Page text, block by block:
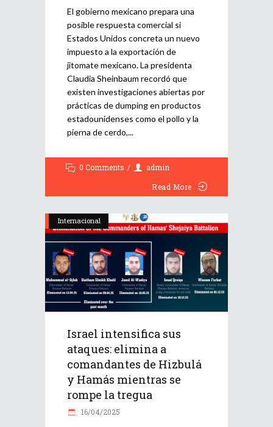
El gobierno mexicano prepara una
posible respuesta comercial si
Estados Unidos concreta un nuevo
impuesto a la exportación de
jitomate mexicano. La presidenta
Claudia Sheinbaum recordó que
existen investigaciones abiertas por
prácticas de dumping en productos
estadounidenses como el pollo y la
pierna de cerdo,
0 Comments
admin
Read More
Internacional
Israel intensifica sus
ataques: elimina a
comandantes de Hizbulá
y Hamás mientras se
rompe la tregua
16/04/2025